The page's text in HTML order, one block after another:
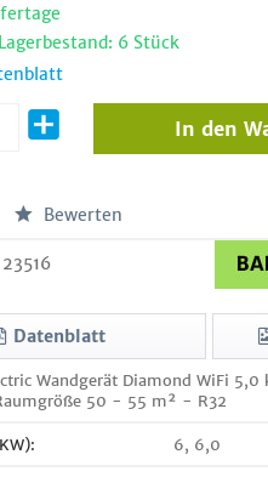
6 Stück
In den
Bewerten
23516
Datenblatt
Wandgerät Diamond WiFi 5,0
50 - 55 m² - R32
6, 6,0